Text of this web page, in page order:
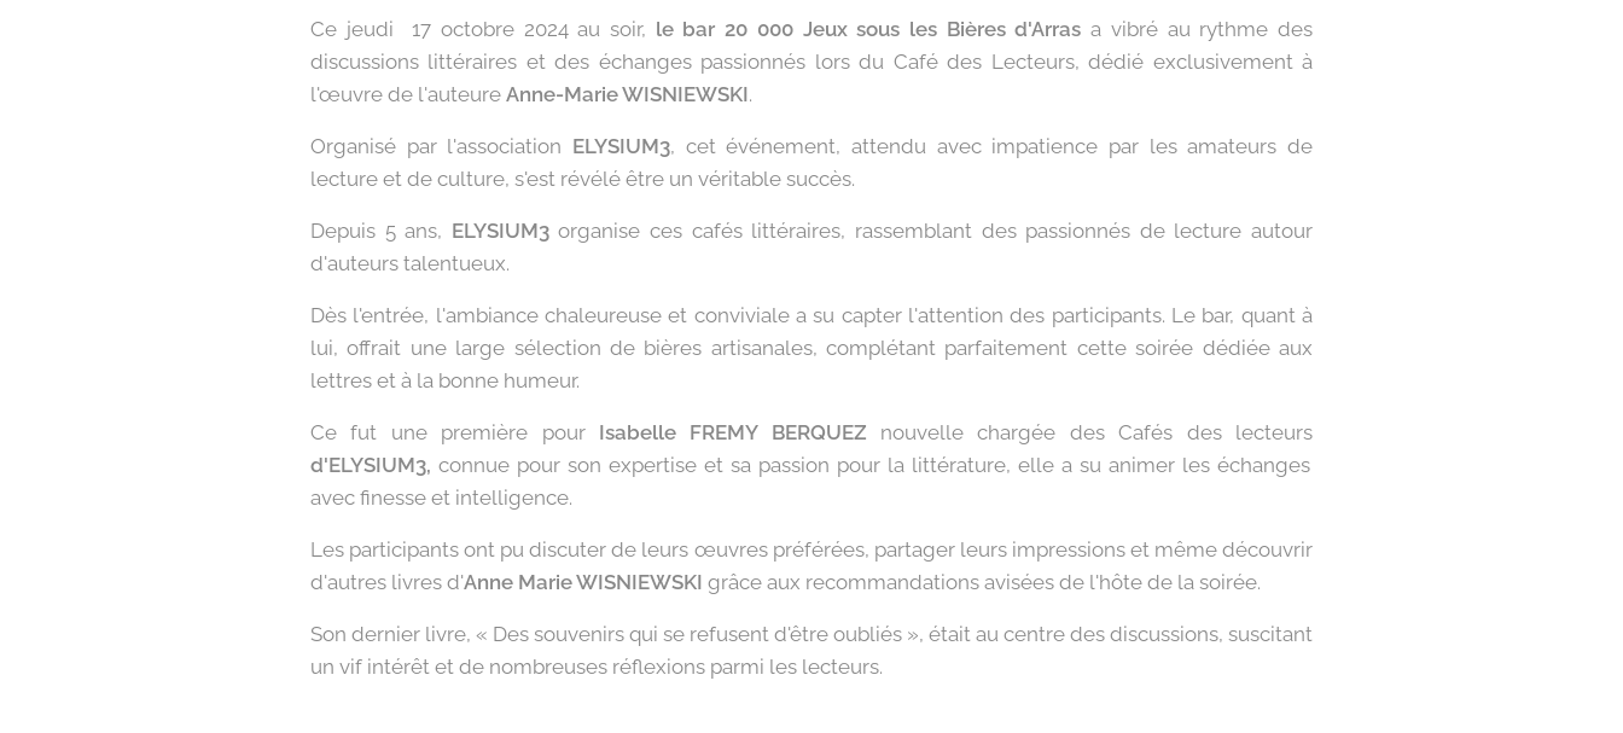
Ce jeudi 17 octobre 2024 au soir, le bar 20 000 Jeux sous les Bières d'Arras a vibré au rythme des
discussions littéraires et des échanges passionnés lors du Café des Lecteurs, dédié exclusivement à
l'œuvre de l'auteure Anne-Marie WISNIEWSKI.
Organisé par l'association ELYSIUM3, cet événement, attendu avec impatience par les amateurs de
lecture et de culture, s'est révélé être un véritable succès.
Depuis 5 ans, ELYSIUM3organise ces cafés littéraires, rassemblant des passionnés de lecture autour
d'auteurs talentueux.
Dès l'entrée, l'ambiance chaleureuse et conviviale a su capter l'attention des participants. Le bar, quant à
lui, offrait une large sélection de bières artisanales, complétant parfaitement cette soirée dédiée aux
lettres et à la bonne humeur.
Ce fut une première pourIsabelle FREMY BERQUEZ nouvelle chargée des Cafés des lecteurs
d'ELYSIUM3, connue pour son expertise et sa passion pour la littérature, elle a su animer les échanges
avec finesse et intelligence.
Les participants ont pu discuter de leurs œuvres préférées, partager leurs impressions et même découvrir
d'autres livres d'Anne Marie WISNIEWSKI grâce aux recommandations avisées de l'hôte de la soirée.
Son dernier livre, « Des souvenirs qui se refusent d'être oubliés », était au centre des discussions, suscitant
un vif intérêt et de nombreuses réflexions parmi les lecteurs.